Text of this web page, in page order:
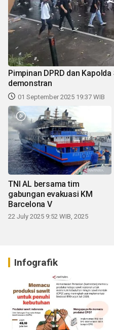
Pimpinan DPRD dan
demonstran
01 September 2025 19:37 WIB
TNI AL bersama tim
gabungan evakuasi KM
Barcelona V
22 July 2025 9:52 WIB, 2025
Infografik